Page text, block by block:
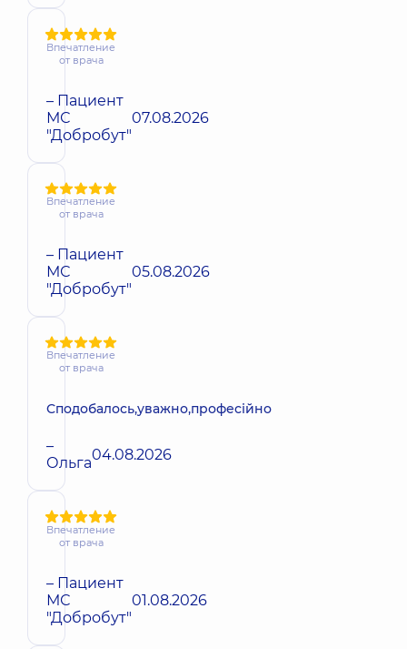
Впечатление
от врача
– Пациент
МС
"Добробут"
07.08.2026
Впечатление
от врача
– Пациент
МС
"Добробут"
05.08.2026
Впечатление
от врача
Сподобалось,уважно,професійно
–
Ольга04.08.2026
Впечатление
от врача
– Пациент
МС
"Добробут"
01.08.2026